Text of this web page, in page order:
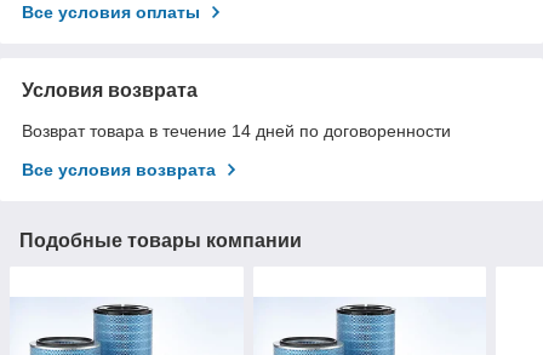
Все условия оплаты
Условия возврата
Возврат товара в течение 14 дней по договоренности
Все условия возврата
Подобные товары компании